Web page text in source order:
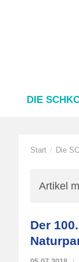
DIE
Start / Die
Artikel
Der